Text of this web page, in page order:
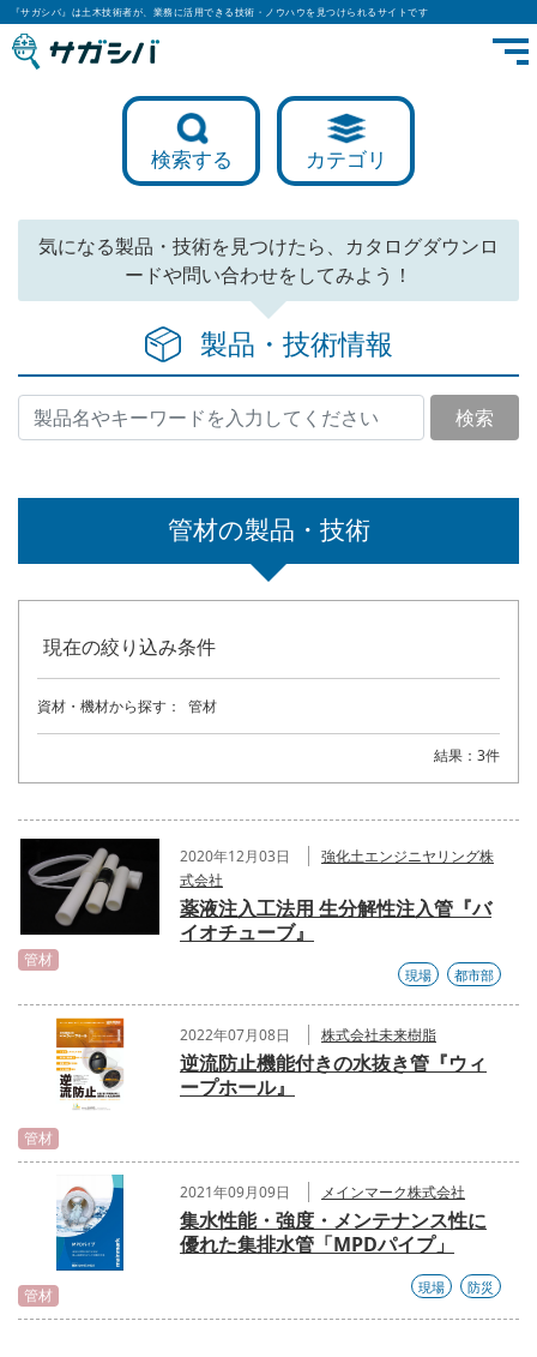
『サガシバ』は土木技術者が、業務に活用できる技術・ノウハウを見つけられるサイトです
検索する カテゴリ
気になる製品・技術を見つけたら、カタログダウンロ
ードや問い合わせをしてみよう！
製品・技術情報
検索
管材の製品・技術
現在の絞り込み条件
資材・機材から探す： 管材
結果：3件
管材
2020年12月03日
強化土エンジニヤリング株
式会社
薬液注入工法用 生分解性注入管『バ
イオチューブ』
現場 都市部
管材
2022年07月08日 株式会社未来樹脂
逆流防止機能付きの水抜き管『ウィ
ープホール』
管材
2021年09月09日 メインマーク株式会社
集水性能・強度・メンテナンス性に
優れた集排水管「MPDパイプ」
現場 防災